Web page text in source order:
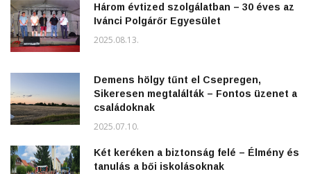
Három évtized szolgálatban – 30 éves az
Ivánci Polgárőr Egyesület
2025.08.13.
Demens hölgy tűnt el Csepregen,
Sikeresen megtalálták – Fontos üzenet a
családoknak
2025.07.10.
Két keréken a biztonság felé – Élmény és
tanulás a bői iskolásoknak